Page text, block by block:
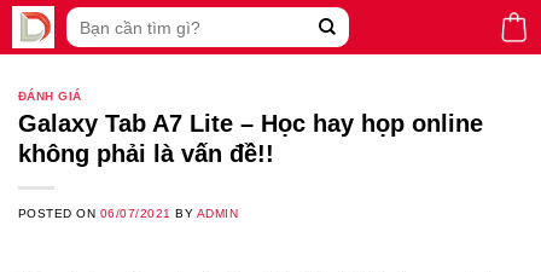
Skip
Tìm
kiếm:
ĐÁNH GIÁ
Galaxy Tab A7 Lite – Học hay họp online
không phải là vấn đề!!
POSTED ON 06/07/2021 BY ADMIN